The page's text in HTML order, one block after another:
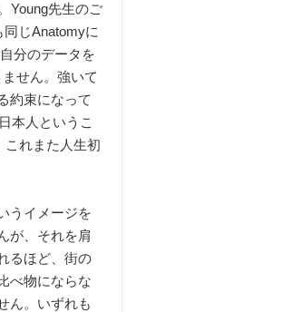
Young先生のご
じAnatomyに
分のデータを
せん。強いて
約束になって
本人というこ
これまた人生初
うイメージを
が、それを肩
るほど、街の
べ物にならな
ん。いずれも